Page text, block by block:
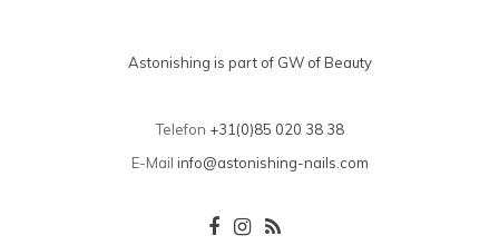
Astonishing is part of GW of Beauty
Telefon +31(0)85 020 38 38
E-Mail info@astonishing-nails.com